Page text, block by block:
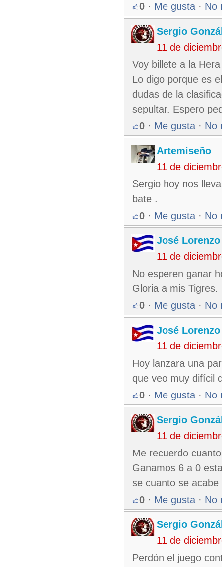
0 · Me gusta · No
Sergio
11 de
Voy billete a la
Lo digo porque es
dudas de la
sepultar. Espero
0 · Me gusta · No
Artemiseño
11 de
Sergio hoy nos
bate .
0 · Me gusta · No
José
11 de
No esperen ganar
Gloria a mis Tigres.
0 · Me gusta · No
José
11 de
Hoy lanzara una
que veo muy difícil
0 · Me gusta · No
Sergio
11 de
Me recuerdo
Ganamos 6 a 0
se cuanto se
0 · Me gusta · No
Sergio
11 de
Perdón el juego